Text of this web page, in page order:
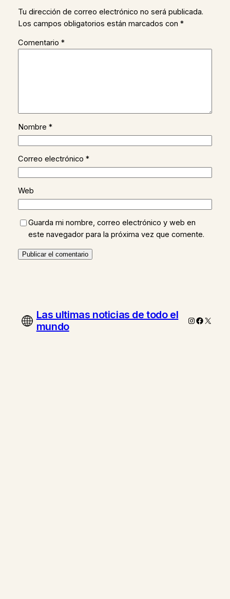
Tu dirección de correo electrónico no será publicada.
Los campos obligatorios están marcados con *
Comentario *
Nombre *
Correo electrónico *
Web
Guarda mi nombre, correo electrónico y web en
este navegador para la próxima vez que comente.
Las ultimas noticias de todo el
mundo
Instagram
X